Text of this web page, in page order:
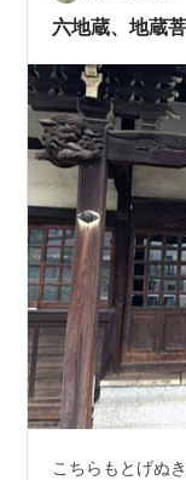
伽藍です。かつ
六地蔵、地蔵
こちらもとげぬ